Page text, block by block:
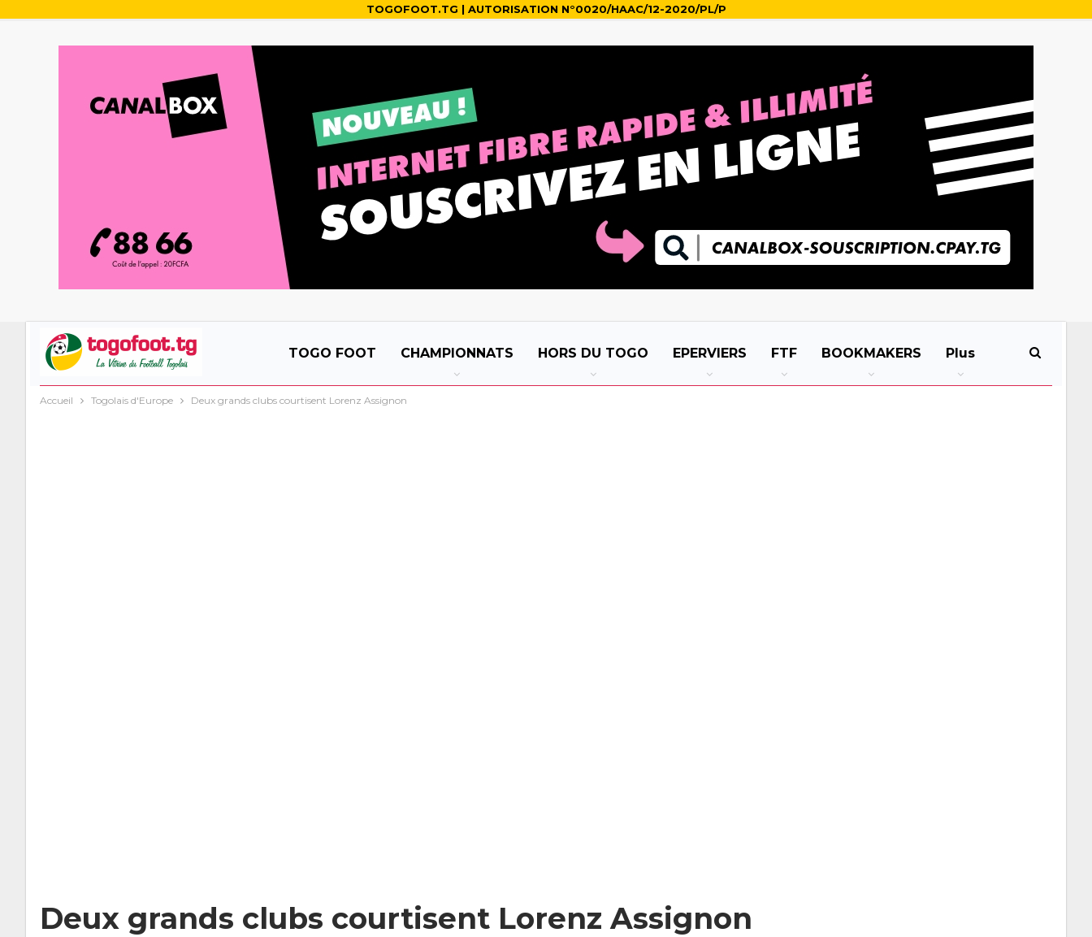
TOGOFOOT.TG | AUTORISATION N°0020/HAAC/12-2020/PL/P
TOGO FOOT CHAMPIONNATS HORS DU TOGO EPERVIERS FTF BOOKMAKERS Plus
Accueil Togolais d'Europe Deux grands clubs courtisent Lorenz Assignon
Deux grands clubs courtisent Lorenz Assignon